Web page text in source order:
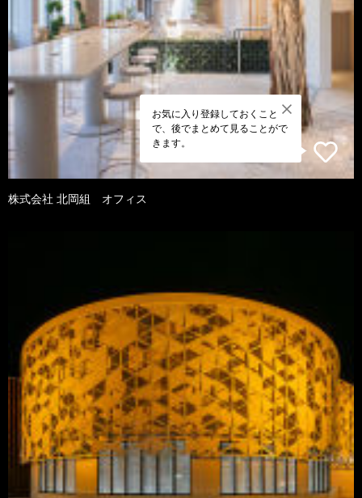
お気に入り登録しておくこと
で、後でまとめて見ることがで
きます。
株式会社 北岡組 オフィス